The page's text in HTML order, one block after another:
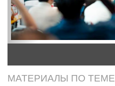
МАТЕРИАЛЫ ПО ТЕМЕ